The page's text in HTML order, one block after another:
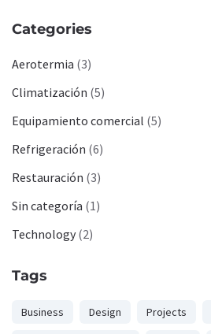
Categories
Aerotermia (3)
Climatización (5)
Equipamiento comercial (5)
Refrigeración (6)
Restauración (3)
Sin categoría (1)
Technology (2)
Tags
Business Design Projects